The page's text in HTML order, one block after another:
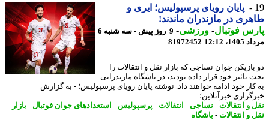
پایان رویای پرسپولیس؛ ایری و
در مازندران ماندند!
فوتبال-ورزشی-
9 روز پیش - سه شنبه 6
12:12
81972452
جوان نساجی که بازار نقل و انتقالات را
تاثیر خود قرار داده بودند، در باشگاه مازندرانی
خود ادامه خواهند داد. نوشته پایان رویای پرسپولیس؛ - به گزارش
خبرآنلاین؛
و انتقالات-نساجی-انتقالات-پرسپولیس-استعدادهای جوان فوتبال-بازار
و انتقالات-باشگاه